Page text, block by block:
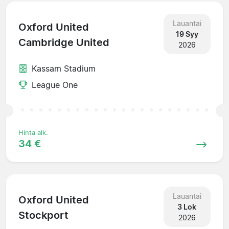
Oxford United
Cambridge United
Lauantai
19 Syy
2026
Kassam Stadium
League One
Hinta alk.
34 €
Oxford United
Stockport
Lauantai
3 Lok
2026